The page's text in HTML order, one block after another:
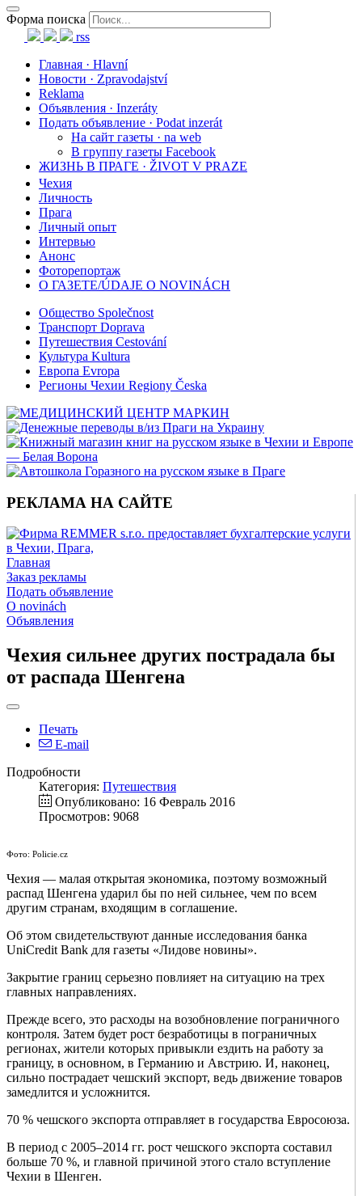
Форма поиска
rss
Главная · Hlavní
Новости · Zpravodajství
Reklama
Объявления · Inzeráty
Подать объявление · Podat inzerát
На сайт газеты · na web
В группу газеты Facebook
ЖИЗНЬ В ПРАГЕ · ŽIVOT V PRAZE
Чехия
Личность
Прага
Личный опыт
Интервью
Анонс
Фоторепортаж
О ГАЗЕТЕ/ÚDAJE O NOVINÁCH
Общество Společnost
Транспорт Doprava
Путешествия Cestování
Культура Kultura
Европа Evropa
Регионы Чехии Regiony Česka
РЕКЛАМА НА САЙТЕ
Главная
Заказ рекламы
Подать объявление
O novinách
Объявления
Чехия сильнее других пострадала бы
от распада Шенгена
Печать
E-mail
Подробности
Категория: Путешествия
Опубликовано: 16 Февраль 2016
Просмотров: 9068
Фото: Policie.cz
Чехия — малая открытая экономика, поэтому возможный
распад Шенгена ударил бы по ней сильнее, чем по всем
другим странам, входящим в соглашение.
Об этом свидетельствуют данные исследования банка
UniCredit Bank для газеты «Лидове новины».
Закрытие границ серьезно повлияет на ситуацию на трех
главных направлениях.
Прежде всего, это расходы на возобновление пограничного
контроля. Затем будет рост безработицы в пограничных
регионах, жители которых привыкли ездить на работу за
границу, в основном, в Германию и Австрию. И, наконец,
сильно пострадает чешский экспорт, ведь движение товаров
замедлится и усложнится.
70 % чешского экспорта отправляет в государства Евросоюза.
В период с 2005–2014 гг. рост чешского экспорта составил
больше 70 %, и главной причиной этого стало вступление
Чехии в Шенген.